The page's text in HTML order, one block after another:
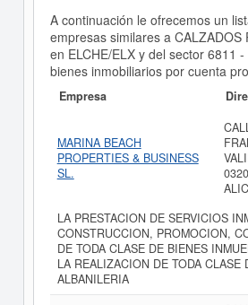
A continuación le ofrecemos un
empresas similares a CALZADOS
en ELCHE/ELX y del sector 6811
bienes inmobiliarios por cuenta
Empresa
MARINA BEACH
PROPERTIES & BUSINESS
SL.
LA PRESTACION DE SERVICIOS
CONSTRUCCION, PROMOCION,
DE TODA CLASE DE BIENES
LA REALIZACION DE TODA CLASE
ALBANILERIA